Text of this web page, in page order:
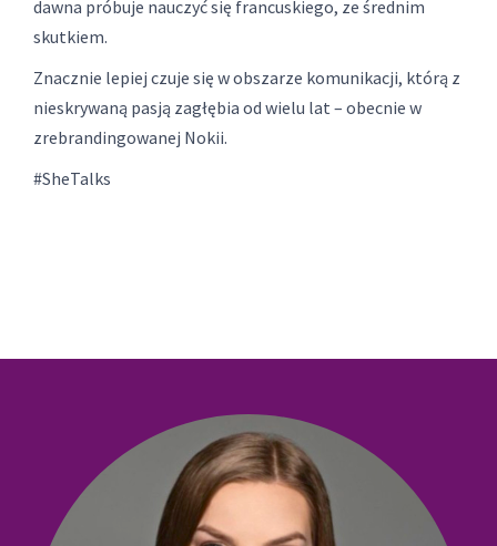
dawna próbuje nauczyć się francuskiego, ze średnim
skutkiem.
Znacznie lepiej czuje się w obszarze komunikacji, którą z
nieskrywaną pasją zagłębia od wielu lat – obecnie w
zrebrandingowanej Nokii.
#SheTalks